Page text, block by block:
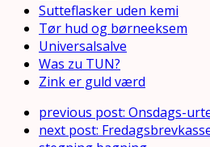
Sutteflasker uden kemi
Tør hud og børneeksem
Universalsalve
Was zu TUN?
Zink er guld værd
previous post: Onsdags-
next post: